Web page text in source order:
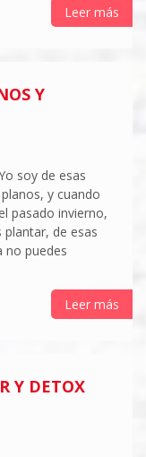
Leer más
Y
soy de esas
y cuando
pasado invierno,
de esas
no puedes
Leer más
Y DETOX